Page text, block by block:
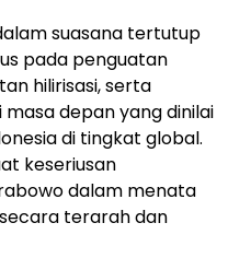
suasana tertutup
pada penguatan
hilirisasi, serta
depan yang dinilai
di tingkat global.
keseriusan
dalam menata
terarah dan